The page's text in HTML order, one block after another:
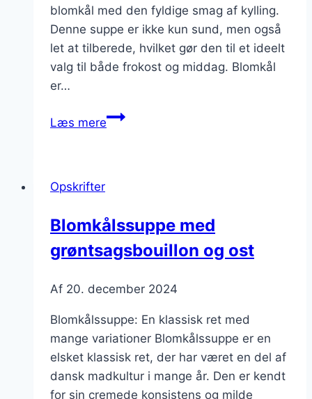
blomkål med den fyldige smag af kylling.
Denne suppe er ikke kun sund, men også
let at tilberede, hvilket gør den til et ideelt
valg til både frokost og middag. Blomkål
er…
Læs mereBlomkålssuppe
Opskrifter
Blomkålssuppe med
grøntsagsbouillon og ost
Af 20. december 2024
Blomkålssuppe: En klassisk ret med
mange variationer Blomkålssuppe er en
elsket klassisk ret, der har været en del af
dansk madkultur i mange år. Den er kendt
for sin cremede konsistens og milde